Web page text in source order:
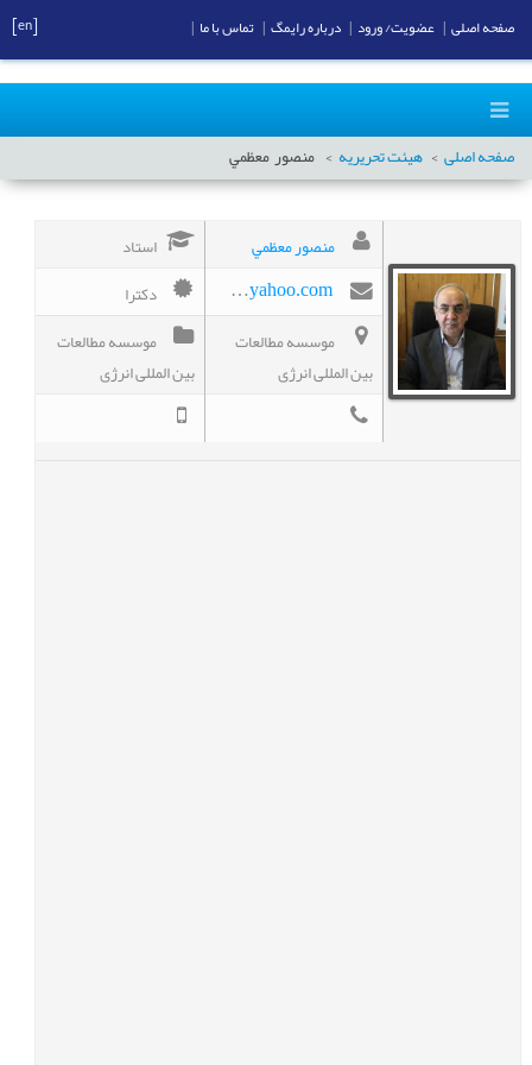
صفحه اصلی هیئت تحریریه منصورمعظمي
منصور معظمي استاد
moazami1335@yahoo.com
دکترا
موسسه مطالعات
بین المللی انرژی
موسسه مطالعات
بین المللی انرژی
صفحه اصلی عضویت/ ورود درباره رایمگ تماس با ما